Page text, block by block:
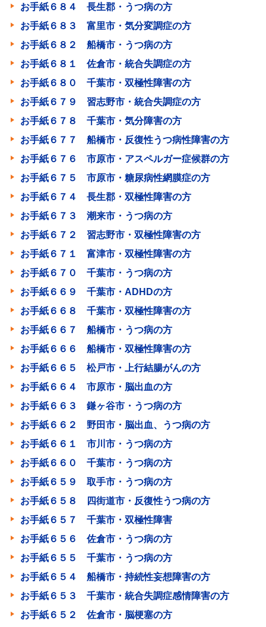
お手紙６８４ 長生郡・うつ病の方
お手紙６８３ 富里市・気分変調症の方
お手紙６８２ 船橋市・うつ病の方
お手紙６８１ 佐倉市・統合失調症の方
お手紙６８０ 千葉市・双極性障害の方
お手紙６７９ 習志野市・統合失調症の方
お手紙６７８ 千葉市・気分障害の方
お手紙６７７ 船橋市・反復性うつ病性障害の方
お手紙６７６ 市原市・アスペルガー症候群の方
お手紙６７５ 市原市・糖尿病性網膜症の方
お手紙６７４ 長生郡・双極性障害の方
お手紙６７３ 潮来市・うつ病の方
お手紙６７２ 習志野市・双極性障害の方
お手紙６７１ 富津市・双極性障害の方
お手紙６７０ 千葉市・うつ病の方
お手紙６６９ 千葉市・ADHDの方
お手紙６６８ 千葉市・双極性障害の方
お手紙６６７ 船橋市・うつ病の方
お手紙６６６ 船橋市・双極性障害の方
お手紙６６５ 松戸市・上行結腸がんの方
お手紙６６４ 市原市・脳出血の方
お手紙６６３ 鎌ヶ谷市・うつ病の方
お手紙６６２ 野田市・脳出血、うつ病の方
お手紙６６１ 市川市・うつ病の方
お手紙６６０ 千葉市・うつ病の方
お手紙６５９ 取手市・うつ病の方
お手紙６５８ 四街道市・反復性うつ病の方
お手紙６５７ 千葉市・双極性障害
お手紙６５６ 佐倉市・うつ病の方
お手紙６５５ 千葉市・うつ病の方
お手紙６５４ 船橋市・持続性妄想障害の方
お手紙６５３ 千葉市・統合失調症感情障害の方
お手紙６５２ 佐倉市・脳梗塞の方